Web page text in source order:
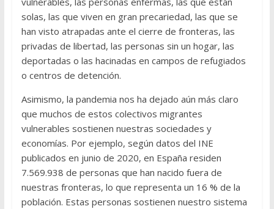
solas, las que viven en gran precariedad, las que se
han visto atrapadas ante el cierre de fronteras, las
privadas de libertad, las personas sin un hogar, las
deportadas o las hacinadas en campos de refugiados
o centros de detención.
Asimismo, la pandemia nos ha dejado aún más claro
que muchos de estos colectivos migrantes
vulnerables sostienen nuestras sociedades y
economías. Por ejemplo, según datos del INE
publicados en junio de 2020, en España residen
7.569.938 de personas que han nacido fuera de
nuestras fronteras, lo que representa un 16 % de la
población. Estas personas sostienen nuestro sistema